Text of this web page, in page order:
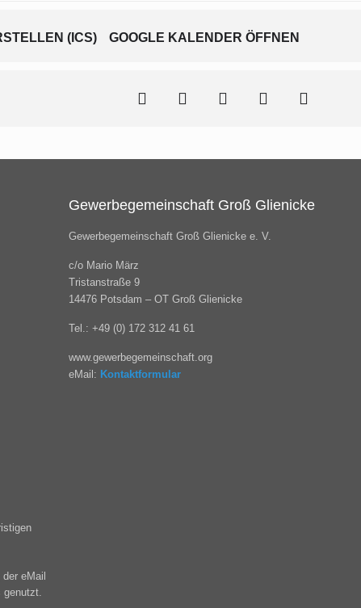
(ICS) GOOGLE KALENDER ÖFFNEN
eMail
genutzt.
Gewerbegemeinschaft Groß Glienicke
Gewerbegemeinschaft Groß Glienicke e. V.
c/o Mario März
Tristanstraße 9
14476 Potsdam – OT Groß Glienicke
Tel.: +49 (0) 172 312 41 61
www.gewerbegemeinschaft.org
eMail: Kontaktformular